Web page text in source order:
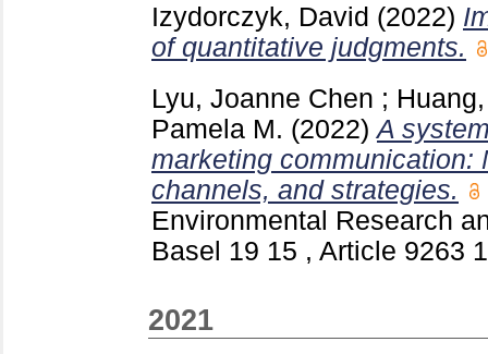
Izydorczyk, David (2022)
of quantitative judgments.
Lyu, Joanne Chen ;
Pamela M. (2022)A
marketing communication:
channels, and strategies.
Environmental Research
Basel 19 15 , Article 9263
2021